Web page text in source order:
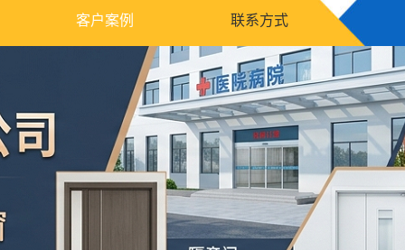
客户案例 联系方式